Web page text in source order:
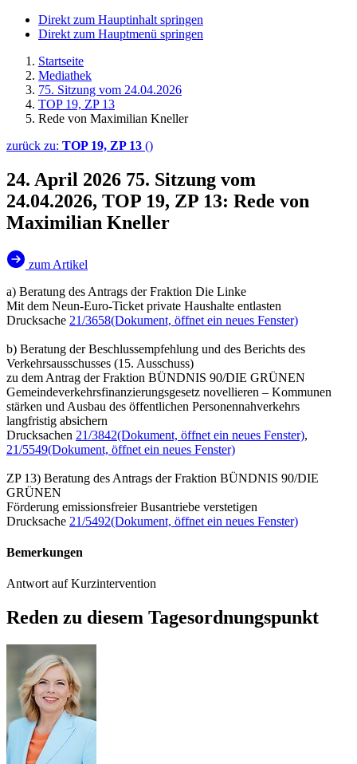
Direkt zum Hauptinhalt springen
Direkt zum Hauptmenü springen
Startseite
Mediathek
75. Sitzung vom 24.04.2026
TOP 19, ZP 13
Rede von Maximilian Kneller
zurück zu: TOP 19, ZP 13 ()
24. April 2026 75. Sitzung vom
24.04.2026, TOP 19, ZP 13: Rede von
Maximilian Kneller
zum Artikel
a) Beratung des Antrags der Fraktion Die Linke
Mit dem Neun-Euro-Ticket private Haushalte entlasten
Drucksache 21/3658(Dokument, öffnet ein neues Fenster)
b) Beratung der Beschlussempfehlung und des Berichts des
Verkehrsausschusses (15. Ausschuss)
zu dem Antrag der Fraktion BÜNDNIS 90/DIE GRÜNEN
Gemeindeverkehrsfinanzierungsgesetz novellieren – Kommunen
stärken und Ausbau des öffentlichen Personennahverkehrs
langfristig absichern
Drucksachen 21/3842(Dokument, öffnet ein neues Fenster),
21/5549(Dokument, öffnet ein neues Fenster)
ZP 13) Beratung des Antrags der Fraktion BÜNDNIS 90/DIE
GRÜNEN
Förderung emissionsfreier Busantriebe verstetigen
Drucksache 21/5492(Dokument, öffnet ein neues Fenster)
Bemerkungen
Antwort auf Kurzintervention
Reden zu diesem Tagesordnungspunkt